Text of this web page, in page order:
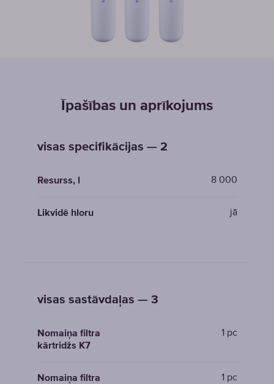
Īpašības un aprīkojums
visas specifikācijas — 2
Resurss, l 8 000
Likvidē hloru jā
visas sastāvdaļas — 3
Nomaiņa filtra
kārtridžs K7
1 pc
Nomaiņa filtra
1 pc